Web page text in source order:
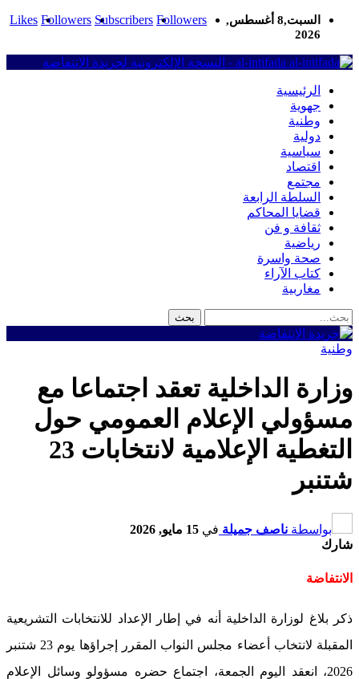
Likes Followers Subscribers Followers
السبت,8 أغسطس,
2026
al-intifada - النسخة الإلكترونية لجريدة الانتفاضة
الرئيسية
جهوية
وطنية
دولية
سياسية
اقتصاد
مجتمع
السلطة الرابعة
قضايا المحاكم
ثقافة و فن
رياضية
صحة واسرة
كتاب الآراء
مغاربية
وطنية
وزارة الداخلية تعقد اجتماعا مع
مسؤولي الإعلام العمومي حول
التغطية الإعلامية لانتخابات 23
شتنبر
بواسطة ناصف جميلة في 15 مايو, 2026
شارك
الانتفاضة
ذكر بلاغ لوزارة الداخلية أنه في إطار الإعداد للانتخابات التشريعية
المقبلة لانتخاب أعضاء مجلس النواب المقرر إجراؤها يوم 23 شتنبر
2026، انعقد اليوم الجمعة، اجتماع حضره مسؤولو وسائل الإعلام